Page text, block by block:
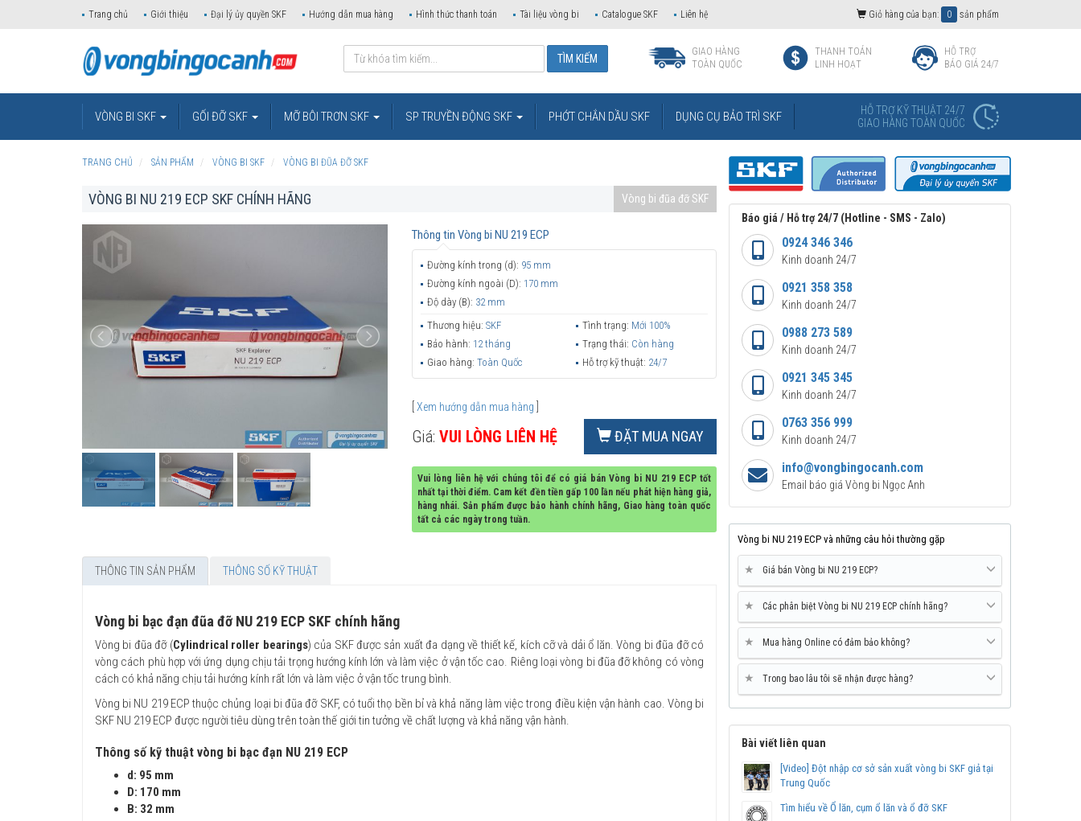
Trang chủ Giới thiệu Đại lý ủy quyền SKF Hướng dẫn mua hàng Hình thức thanh toán Tài liệu vòng bi Catalogue SKF Liên hệ Giỏ hàng của bạn: 0 sản phẩm
GIAO HÀNG
TOÀN QUỐC
THANH TOÁN
LINH HOẠT
HỖ TRỢ
BÁO GIÁ 24/7
VÒNG BI SKF GỐI ĐỠ SKF MỠ BÔI TRƠN SKF SP TRUYỀN ĐỘNG SKF PHỚT CHẮN DẦU SKF DỤNG CỤ BẢO TRÌ SKF
HỖ TRỢ KỸ THUẬT 24/7
GIAO HÀNG TOÀN QUỐC
TRANG CHỦ SẢN PHẨM VÒNG BI SKF VÒNG BI ĐŨA ĐỠ SKF
VÒNG BI NU 219 ECP SKF CHÍNH HÃNG Vòng bi đũa đỡ SKF
Thông tin Vòng bi NU 219 ECP
Đường kính trong (d): 95 mm
Đường kính ngoài (D): 170 mm
Độ dày (B): 32 mm
Thương hiệu: SKF Tình trạng: Mới 100%
Bảo hành: 12 tháng Trạng thái: Còn hàng
Giao hàng: Toàn Quốc Hỗ trợ kỹ thuật: 24/7
Xem hướng dẫn mua hàng
Giá: VUI LÒNG LIÊN HỆ ĐẶT MUA NGAY
Vui lòng liên hệ với chúng tôi để có giá bán Vòng bi NU 219 ECP tốt
nhất tại thời điểm. Cam kết đền tiền gấp 100 lần nếu phát hiện hàng giả,
hàng nhái. Sản phẩm được bảo hành chính hãng, Giao hàng toàn quốc
tất cả các ngày trong tuần.
THÔNG TIN SẢN PHẨM THÔNG SỐ KỸ THUẬT
Vòng bi bạc đạn đũa đỡ NU 219 ECP SKF chính hãng
Vòng bi đũa đỡ (Cylindrical roller bearings) của SKF được sản xuất đa dạng về thiết kế, kích cỡ và dải ổ lăn. Vòng bi đũa đỡ có
vòng cách phù hợp với ứng dụng chịu tải trọng hướng kính lớn và làm việc ở vận tốc cao. Riêng loại vòng bi đũa đỡ không có vòng
cách có khả năng chịu tải hướng kính rất lớn và làm việc ở vận tốc trung bình.
Vòng bi NU 219 ECP thuộc chủng loại bi đũa đỡ SKF, có tuổi thọ bền bỉ và khả năng làm việc trong điều kiện vận hành cao. Vòng bi
SKF NU 219 ECP được người tiêu dùng trên toàn thế giới tin tưởng về chất lượng và khả năng vận hành.
Thông số kỹ thuật vòng bi bạc đạn NU 219 ECP
d: 95 mm
D: 170 mm
B: 32 mm
Báo giá / Hỗ trợ 24/7 (Hotline - SMS - Zalo)
0924 346 346
Kinh doanh 24/7
0921 358 358
Kinh doanh 24/7
0988 273 589
Kinh doanh 24/7
0921 345 345
Kinh doanh 24/7
0763 356 999
Kinh doanh 24/7
info@vongbingocanh.com
Email báo giá Vòng bi Ngọc Anh
Vòng bi NU 219 ECP và những câu hỏi thường gặp
★ Giá bán Vòng bi NU 219 ECP?
★ Các phân biệt Vòng bi NU 219 ECP chính hãng?
★ Mua hàng Online có đảm bảo không?
★ Trong bao lâu tôi sẽ nhận được hàng?
Bài viết liên quan
[Video] Đột nhập cơ sở sản xuất vòng bi SKF giả tại
Trung Quốc
Tìm hiểu về Ổ lăn, cụm ổ lăn và ổ đỡ SKF